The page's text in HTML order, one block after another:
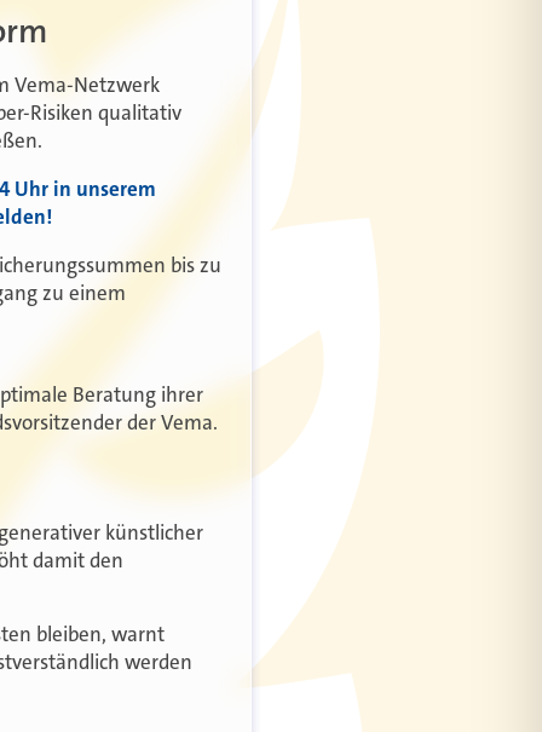
Vema-Netzwerk
Risiken qualitativ
Uhr in unserem
bis zu
zu einem
Beratung ihrer
der Vema.
künstlicher
damit den
bleiben, warnt
werden